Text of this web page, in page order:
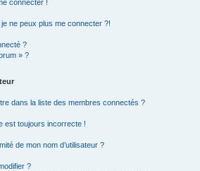
connecter !
ne peux plus me connecter ?!
?
» ?
dans la liste des membres connectés ?
est toujours incorrecte !
de mon nom d’utilisateur ?
?